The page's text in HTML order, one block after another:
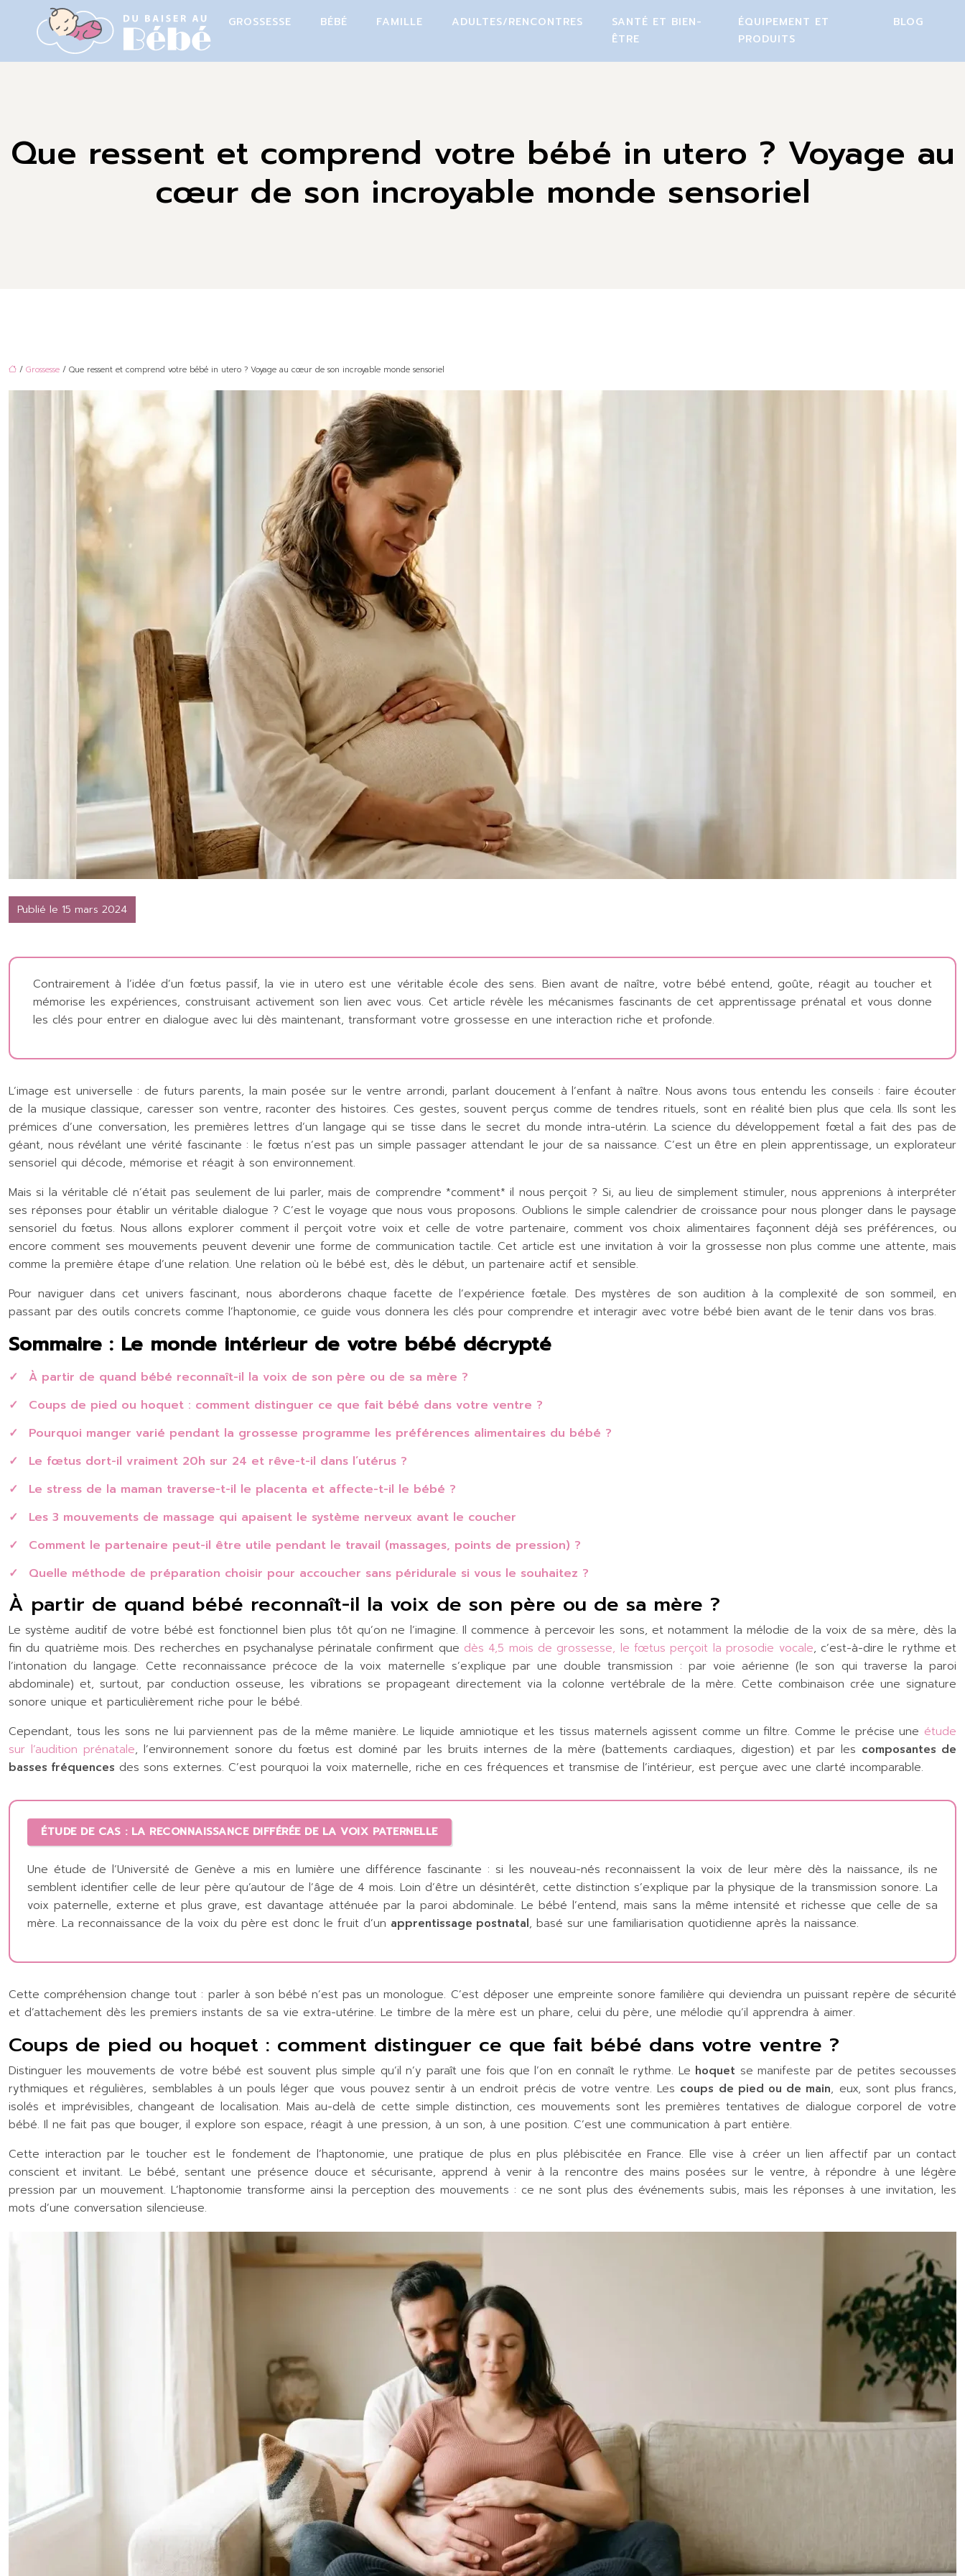
GROSSESSE BÉBÉ FAMILLE ADULTES/RENCONTRES
SANTÉ ET BIEN-
ÊTRE
ÉQUIPEMENT ET
PRODUITS
BLOG
Que ressent et comprend votre bébé in utero ? Voyage au
cœur de son incroyable monde sensoriel
/ Grossesse / Que ressent et comprend votre bébé in utero ? Voyage au cœur de son incroyable monde sensoriel
Publié le 15 mars 2024
Contrairement à l’idée d’un fœtus passif, la vie in utero est une véritable école des sens. Bien avant de naître, votre bébé entend, goûte, réagit au toucher et
mémorise les expériences, construisant activement son lien avec vous. Cet article révèle les mécanismes fascinants de cet apprentissage prénatal et vous donne
les clés pour entrer en dialogue avec lui dès maintenant, transformant votre grossesse en une interaction riche et profonde.
L’image est universelle : de futurs parents, la main posée sur le ventre arrondi, parlant doucement à l’enfant à naître. Nous avons tous entendu les conseils : faire écouter
de la musique classique, caresser son ventre, raconter des histoires. Ces gestes, souvent perçus comme de tendres rituels, sont en réalité bien plus que cela. Ils sont les
prémices d’une conversation, les premières lettres d’un langage qui se tisse dans le secret du monde intra-utérin. La science du développement fœtal a fait des pas de
géant, nous révélant une vérité fascinante : le fœtus n’est pas un simple passager attendant le jour de sa naissance. C’est un être en plein apprentissage, un explorateur
sensoriel qui décode, mémorise et réagit à son environnement.
Mais si la véritable clé n’était pas seulement de lui parler, mais de comprendre *comment* il nous perçoit ? Si, au lieu de simplement stimuler, nous apprenions à interpréter
ses réponses pour établir un véritable dialogue ? C’est le voyage que nous vous proposons. Oublions le simple calendrier de croissance pour nous plonger dans le paysage
sensoriel du fœtus. Nous allons explorer comment il perçoit votre voix et celle de votre partenaire, comment vos choix alimentaires façonnent déjà ses préférences, ou
encore comment ses mouvements peuvent devenir une forme de communication tactile. Cet article est une invitation à voir la grossesse non plus comme une attente, mais
comme la première étape d’une relation. Une relation où le bébé est, dès le début, un partenaire actif et sensible.
Pour naviguer dans cet univers fascinant, nous aborderons chaque facette de l’expérience fœtale. Des mystères de son audition à la complexité de son sommeil, en
passant par des outils concrets comme l’haptonomie, ce guide vous donnera les clés pour comprendre et interagir avec votre bébé bien avant de le tenir dans vos bras.
Sommaire : Le monde intérieur de votre bébé décrypté
À partir de quand bébé reconnaît-il la voix de son père ou de sa mère ?
Coups de pied ou hoquet : comment distinguer ce que fait bébé dans votre ventre ?
Pourquoi manger varié pendant la grossesse programme les préférences alimentaires du bébé ?
Le fœtus dort-il vraiment 20h sur 24 et rêve-t-il dans l’utérus ?
Le stress de la maman traverse-t-il le placenta et affecte-t-il le bébé ?
Les 3 mouvements de massage qui apaisent le système nerveux avant le coucher
Comment le partenaire peut-il être utile pendant le travail (massages, points de pression) ?
Quelle méthode de préparation choisir pour accoucher sans péridurale si vous le souhaitez ?
À partir de quand bébé reconnaît-il la voix de son père ou de sa mère ?
Le système auditif de votre bébé est fonctionnel bien plus tôt qu’on ne l’imagine. Il commence à percevoir les sons, et notamment la mélodie de la voix de sa mère, dès la
fin du quatrième mois. Des recherches en psychanalyse périnatale confirment que dès 4,5 mois de grossesse, le fœtus perçoit la prosodie vocale, c’est-à-dire le rythme et
l’intonation du langage. Cette reconnaissance précoce de la voix maternelle s’explique par une double transmission : par voie aérienne (le son qui traverse la paroi
abdominale) et, surtout, par conduction osseuse, les vibrations se propageant directement via la colonne vertébrale de la mère. Cette combinaison crée une signature
sonore unique et particulièrement riche pour le bébé.
Cependant, tous les sons ne lui parviennent pas de la même manière. Le liquide amniotique et les tissus maternels agissent comme un filtre. Comme le précise une étude
sur l’audition prénatale, l’environnement sonore du fœtus est dominé par les bruits internes de la mère (battements cardiaques, digestion) et par les composantes de
basses fréquences des sons externes. C’est pourquoi la voix maternelle, riche en ces fréquences et transmise de l’intérieur, est perçue avec une clarté incomparable.
ÉTUDE DE CAS : LA RECONNAISSANCE DIFFÉRÉE DE LA VOIX PATERNELLE
Une étude de l’Université de Genève a mis en lumière une différence fascinante : si les nouveau-nés reconnaissent la voix de leur mère dès la naissance, ils ne
semblent identifier celle de leur père qu’autour de l’âge de 4 mois. Loin d’être un désintérêt, cette distinction s’explique par la physique de la transmission sonore. La
voix paternelle, externe et plus grave, est davantage atténuée par la paroi abdominale. Le bébé l’entend, mais sans la même intensité et richesse que celle de sa
mère. La reconnaissance de la voix du père est donc le fruit d’un apprentissage postnatal, basé sur une familiarisation quotidienne après la naissance.
Cette compréhension change tout : parler à son bébé n’est pas un monologue. C’est déposer une empreinte sonore familière qui deviendra un puissant repère de sécurité
et d’attachement dès les premiers instants de sa vie extra-utérine. Le timbre de la mère est un phare, celui du père, une mélodie qu’il apprendra à aimer.
Coups de pied ou hoquet : comment distinguer ce que fait bébé dans votre ventre ?
Distinguer les mouvements de votre bébé est souvent plus simple qu’il n’y paraît une fois que l’on en connaît le rythme. Le hoquet se manifeste par de petites secousses
rythmiques et régulières, semblables à un pouls léger que vous pouvez sentir à un endroit précis de votre ventre. Les coups de pied ou de main, eux, sont plus francs,
isolés et imprévisibles, changeant de localisation. Mais au-delà de cette simple distinction, ces mouvements sont les premières tentatives de dialogue corporel de votre
bébé. Il ne fait pas que bouger, il explore son espace, réagit à une pression, à un son, à une position. C’est une communication à part entière.
Cette interaction par le toucher est le fondement de l’haptonomie, une pratique de plus en plus plébiscitée en France. Elle vise à créer un lien affectif par un contact
conscient et invitant. Le bébé, sentant une présence douce et sécurisante, apprend à venir à la rencontre des mains posées sur le ventre, à répondre à une légère
pression par un mouvement. L’haptonomie transforme ainsi la perception des mouvements : ce ne sont plus des événements subis, mais les réponses à une invitation, les
mots d’une conversation silencieuse.